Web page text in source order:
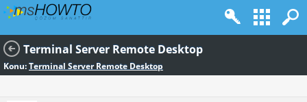
Terminal Server Remote Desktop
Konu:Terminal Server Remote Desktop